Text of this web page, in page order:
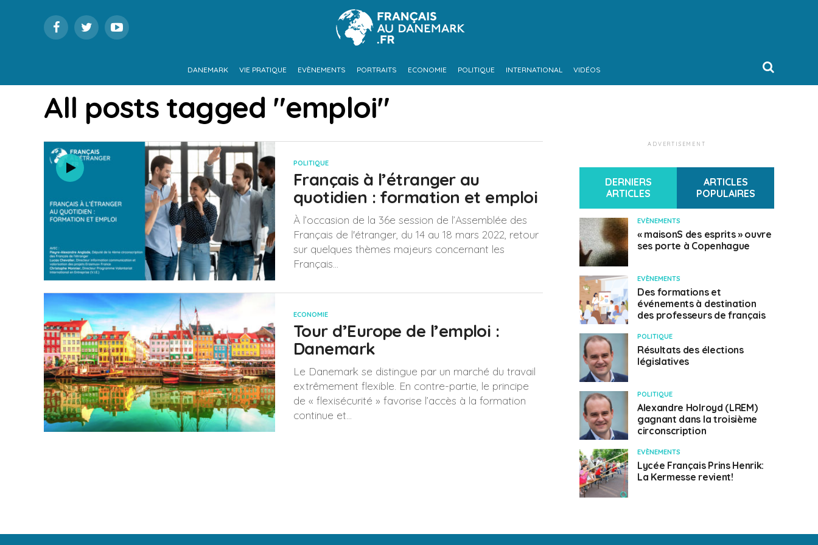
DANEMARK VIE PRATIQUE EVÈNEMENTS PORTRAITS ECONOMIE POLITIQUE INTERNATIONAL VIDÉOS
All posts tagged "emploi"
POLITIQUE
Français à l’étranger au
quotidien : formation et emploi
À l’occasion de la 36e session de l’Assemblée des
Français de l'étranger, du 14 au 18 mars 2022, retour
sur quelques thèmes majeurs concernant les
Français...
ECONOMIE
Tour d’Europe de l’emploi :
Danemark
Le Danemark se distingue par un marché du travail
extrêmement flexible. En contre-partie, le principe
de « flexisécurité » favorise l’accès à la formation
continue et...
ADVERTISEMENT
DERNIERS
ARTICLES
ARTICLES
POPULAIRES
EVÈNEMENTS
« maisonS des esprits » ouvre
ses porte à Copenhague
EVÈNEMENTS
Des formations et
événements à destination
des professeurs de français
POLITIQUE
Résultats des élections
législatives
POLITIQUE
Alexandre Holroyd (LREM)
gagnant dans la troisième
circonscription
EVÈNEMENTS
Lycée Français Prins Henrik:
La Kermesse revient!